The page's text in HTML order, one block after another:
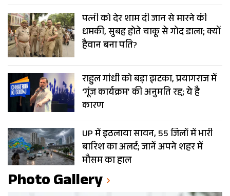
पत्नी को देर शाम दी जान से मारने की
धमकी, सुबह होते चाकू से गोद डाला; क्यों
हैवान बना पति?
राहुल गांधी को बड़ा झटका, प्रयागराज में
‘गूंज कार्यक्रम’ की अनुमति रद्द; ये है
कारण
UP में इठलाया सावन, 55 जिलों में भारी
बारिश का अलर्ट; जानें अपने शहर में
मौसम का हाल
Photo Gallery